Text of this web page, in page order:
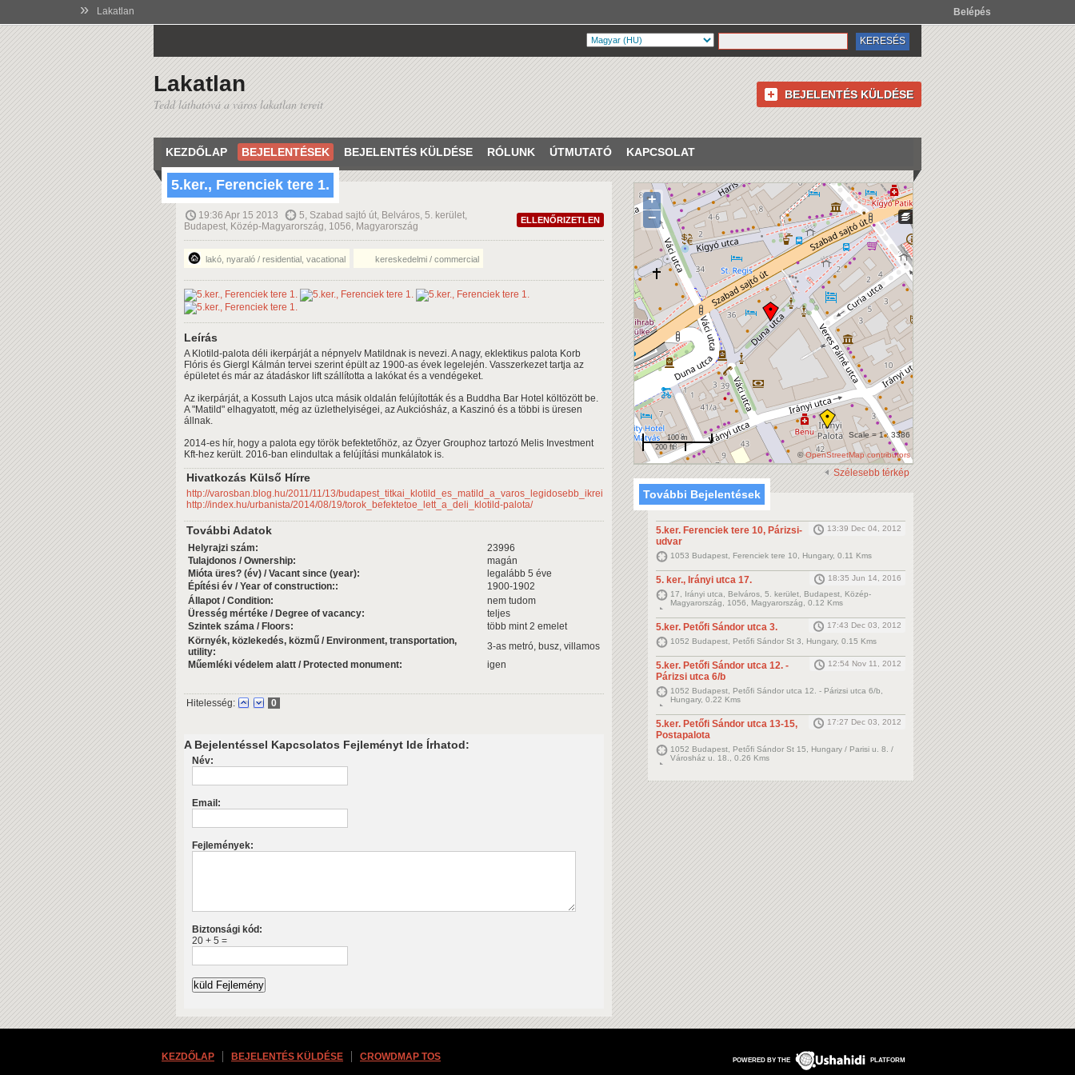
» Lakatlan Belépés
Lakatlan
Tedd láthatóvá a város lakatlan tereit
BEJELENTÉS KÜLDÉSE
KEZDŐLAP BEJELENTÉSEK BEJELENTÉS KÜLDÉSE RÓLUNK ÚTMUTATÓ KAPCSOLAT
ELLENŐRIZETLEN
5.ker., Ferenciek tere 1.
19:36 Apr 15 2013
5, Szabad sajtó út, Belváros, 5. kerület,
Budapest, Közép-Magyarország, 1056, Magyarország
lakó, nyaraló / residential, vacational kereskedelmi / commercial
Leírás
A Klotild-palota déli ikerpárját a népnyelv Matildnak is nevezi. A nagy, eklektikus palota Korb
Flóris és Giergl Kálmán tervei szerint épült az 1900-as évek legelején. Vasszerkezet tartja az
épületet és már az átadáskor lift szállította a lakókat és a vendégeket.
Az ikerpárját, a Kossuth Lajos utca másik oldalán felújították és a Buddha Bar Hotel költözött be.
A "Matild" elhagyatott, még az üzlethelyiségei, az Aukciósház, a Kaszinó és a többi is üresen
állnak.
2014-es hír, hogy a palota egy török befektetőhöz, az Özyer Grouphoz tartozó Melis Investment
Kft-hez került. 2016-ban elindultak a felújítási munkálatok is.
Hivatkozás Külső Hírre
http://varosban.blog.hu/2011/11/13/budapest_titkai_klotild_es_matild_a_varos_legidosebb_ikrei
http://index.hu/urbanista/2014/08/19/torok_befektetoe_lett_a_deli_klotild-palota/
További Adatok
Helyrajzi szám:
23996
Tulajdonos / Ownership:
magán
Mióta üres? (év) / Vacant since (year):
legalább 5 éve
Építési év / Year of construction::
1900-1902
Állapot / Condition:
nem tudom
Üresség mértéke / Degree of vacancy:
teljes
Szintek száma / Floors:
több mint 2 emelet
Környék, közlekedés, közmű / Environment, transportation,
utility:
3-as metró, busz, villamos
Műemléki védelem alatt / Protected monument:
igen
Hitelesség: 0
A Bejelentéssel Kapcsolatos Fejleményt Ide Írhatod:
Név:
Email:
Fejlemények:
Biztonsági kód:
20 + 5 =
+
−
100 m
200 ft
Scale = 1 : 3386
©OpenStreetMap contributors
Szélesebb térkép
További Bejelentések
5.ker. Ferenciek tere 10, Párizsi-
udvar
13:39 Dec 04, 2012
1053 Budapest, Ferenciek tere 10, Hungary, 0.11 Kms
5. ker., Irányi utca 17.
18:35 Jun 14, 2016
17, Irányi utca, Belváros, 5. kerület, Budapest, Közép-
Magyarország, 1056, Magyarország, 0.12 Kms
5.ker. Petőfi Sándor utca 3.
17:43 Dec 03, 2012
1052 Budapest, Petőfi Sándor St 3, Hungary, 0.15 Kms
5.ker. Petőfi Sándor utca 12. -
Párizsi utca 6/b
12:54 Nov 11, 2012
1052 Budapest, Petőfi Sándor utca 12. - Párizsi utca 6/b,
Hungary, 0.22 Kms
5.ker. Petőfi Sándor utca 13-15,
Postapalota
17:27 Dec 03, 2012
1052 Budapest, Petőfi Sándor St 15, Hungary / Parisi u. 8. /
Városház u. 18., 0.26 Kms
POWERED BY THE PLATFORM
KEZDŐLAP BEJELENTÉS KÜLDÉSE CROWDMAP TOS